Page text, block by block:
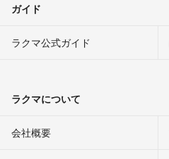
ガイド
ラクマ公式ガイド
ラクマについて
会社概要